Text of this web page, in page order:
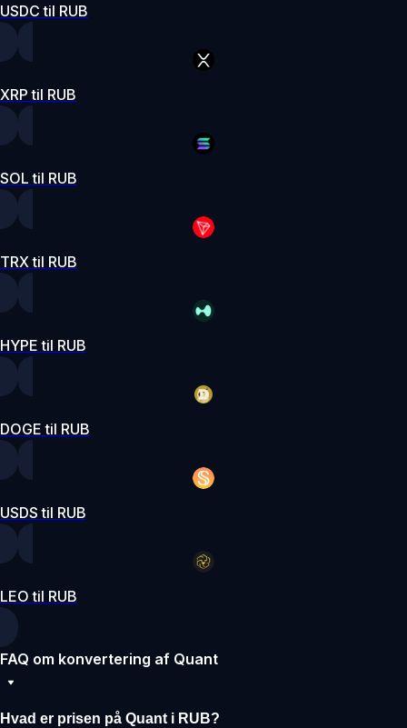
USDC til RUB
XRP til RUB
SOL til RUB
TRX til RUB
HYPE til RUB
DOGE til RUB
USDS til RUB
LEO til RUB
FAQ om konvertering af Quant
Hvad er prisen på Quant i RUB?